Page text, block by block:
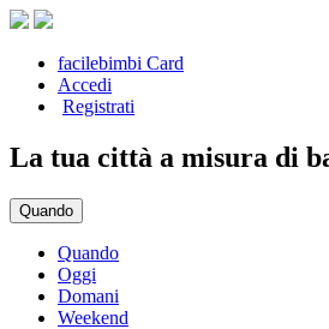
facilebimbi Card
Accedi
Registrati
La tua città a misura di
Quando
Quando
Oggi
Domani
Weekend